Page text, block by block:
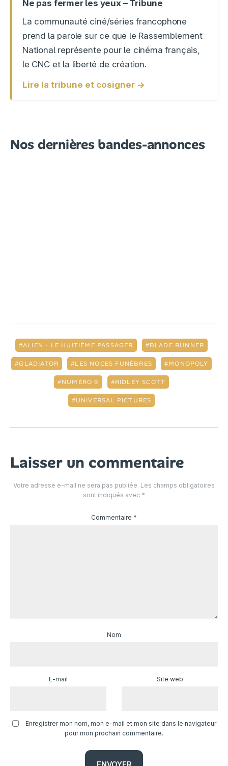
Ne pas fermer les yeux – Tribune
La communauté ciné/séries francophone
prend la parole sur ce que le Rassemblement
National représente pour le cinéma français,
le CNC et la liberté de création.
Lire la tribune et cosigner →
Nos dernières bandes-annonces
ALIEN - LE HUITIÈME PASSAGER BLADE RUNNER
GLADIATOR LES NOCES FUNÈBRES MONOPOLY
NUMÉRO 9 RIDLEY SCOTT
UNIVERSAL PICTURES
Laisser un commentaire
Votre adresse e-mail ne sera pas publiée. Les champs obligatoires
sont indiqués avec *
Commentaire *
Nom
E-mail Site web
Enregistrer mon nom, mon e-mail et mon site dans le navigateur
pour mon prochain commentaire.